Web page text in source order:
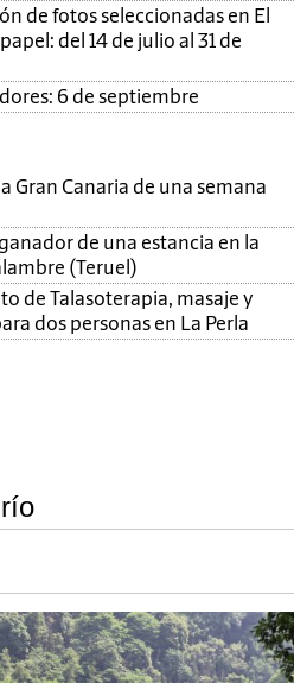
de fotos seleccionadas en El
del 14 de julio al 31 de
6 de septiembre
a Gran Canaria de una semana
de una estancia en la
(Teruel)
de Talasoterapia, masaje y
dos personas en La Perla